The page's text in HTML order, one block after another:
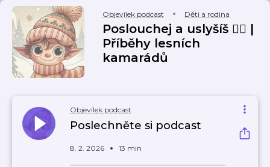
Objevílek podcast Děti a rodina
Poslouchej a uslyšíš 👂🏼 |
Příběhy lesních
kamarádů
Objevílek podcast
Poslechněte si podcast
8. 2. 2026 13 min